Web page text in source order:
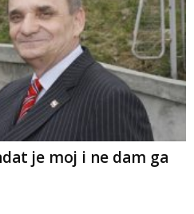
je moj i ne dam ga